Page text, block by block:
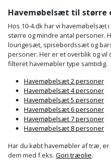
Tapetværktøj
Tommestok
Tømrervinkel
Tragt
Ud-
og
aftrækker
Værktøjskasse
Røreværk
Rotationslaser
Rundsav
Rundsavsklinge
Rystepudser
Rystepudsertilbehør
Slagboremaskine
Skydelåge
Støttemur
Støvsuger
Strygejern
Terrassevarmer
Tømidler
Tørrestativ
Havemøbelsæt til større
Hos 10-4.dk har vi
større og mindre antal personer.
loungesæt, spisebordssæt og
personer. Her er et overblik og
filteret havemøbler type samtidig.
Havemøbelsæt 2 personer
Havemøbelsæt 4 personer
Havemøbelsæt 5 personer
Havemøbelsæt 6 personer
Havemøbelsæt 7 personer
Havemøbelsæt 8 personer
Har du købt havemøbler af træ,
dem med f.eks. Gori træolie.